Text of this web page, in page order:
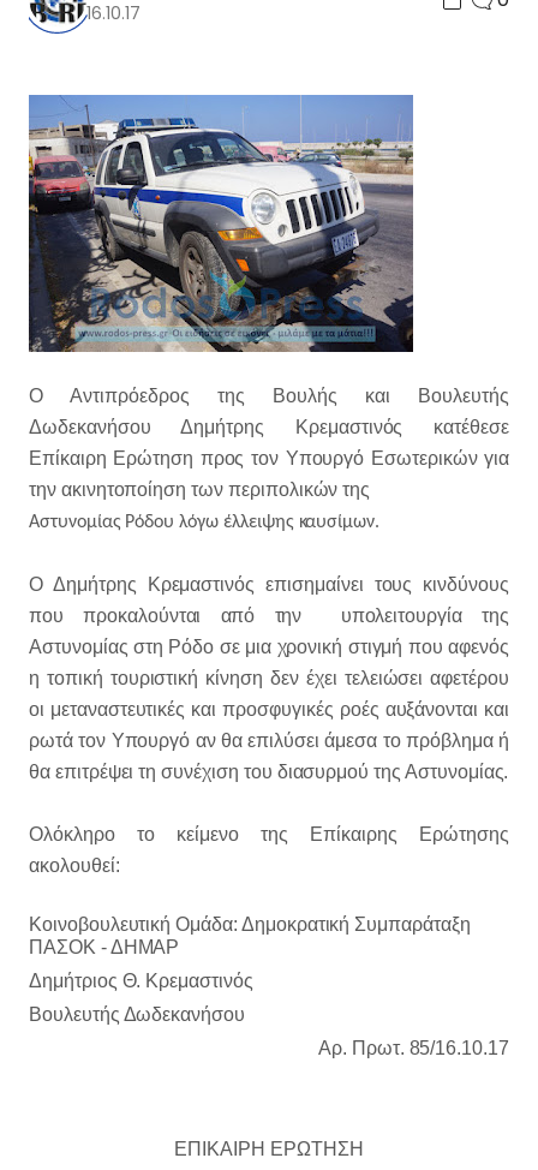
16.10.17
Ο Αντιπρόεδρος της Βουλής και Βουλευτής
Δωδεκανήσου Δημήτρης Κρεμαστινός κατέθεσε
Επίκαιρη Ερώτηση προς τον Υπουργό Εσωτερικών για
την ακινητοποίηση των περιπολικών της
Αστυνομίας Ρόδου λόγω έλλειψης καυσίμων.
Ο Δημήτρης Κρεμαστινός επισημαίνει τους κινδύνους
που προκαλούνται από την υπολειτουργία της
Αστυνομίας στη Ρόδο σε μια χρονική στιγμή που αφενός
η τοπική τουριστική κίνηση δεν έχει τελειώσει αφετέρου
οι μεταναστευτικές και προσφυγικές ροές αυξάνονται και
ρωτά τον Υπουργό αν θα επιλύσει άμεσα το πρόβλημα ή
θα επιτρέψει τη συνέχιση του διασυρμού της Αστυνομίας.
Ολόκληρο το κείμενο της Επίκαιρης Ερώτησης
ακολουθεί:
Koινοβουλευτική Ομάδα: Δημοκρατική Συμπαράταξη
ΠΑΣΟΚ - ΔΗΜΑΡ
Δημήτριος Θ. Κρεμαστινός
Βουλευτής Δωδεκανήσου
Αρ. Πρωτ. 85/16.10.17
ΕΠΙΚΑΙΡΗ ΕΡΩΤΗΣΗ